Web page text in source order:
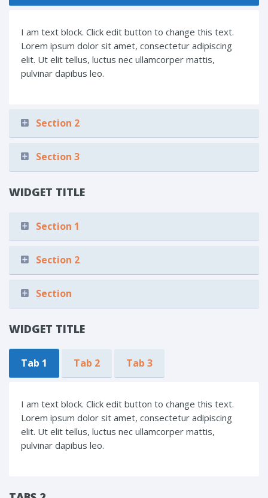
I am text block. Click edit button to change this text.
Lorem ipsum dolor sit amet, consectetur adipiscing
elit. Ut elit tellus, luctus nec ullamcorper mattis,
pulvinar dapibus leo.
Section 2
Section 3
WIDGET TITLE
Section 1
Section 2
Section
WIDGET TITLE
Tab 1 Tab 2 Tab 3
I am text block. Click edit button to change this text.
Lorem ipsum dolor sit amet, consectetur adipiscing
elit. Ut elit tellus, luctus nec ullamcorper mattis,
pulvinar dapibus leo.